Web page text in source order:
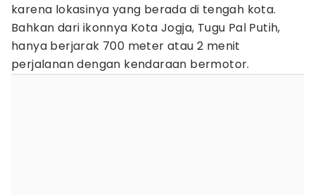
karena lokasinya yang berada di tengah kota.
Bahkan dari ikonnya Kota Jogja, Tugu Pal Putih,
hanya berjarak 700 meter atau 2 menit
perjalanan dengan kendaraan bermotor.